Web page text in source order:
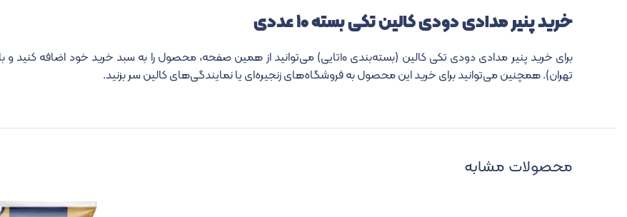
خرید پنیر مدادی دودی کالین تکی بسته ۱۰ عددی
برای خرید پنیر مدادی دودی تکی کالین (بسته‌بندی ۱۰تایی) می‌توانید از همین صفحه، محصول را به
تهران). همچنین می‌توانید برای خرید این محصول به فروشگاه‌های زنجیره‌ای یا نمایندگی‌های کالین سر بزنید.
محصولات مشابه